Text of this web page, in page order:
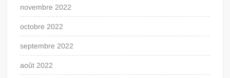
novembre 2022
octobre 2022
septembre 2022
août 2022